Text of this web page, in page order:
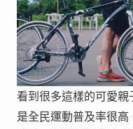
看到很多這樣的可愛
是全民運動普及率很